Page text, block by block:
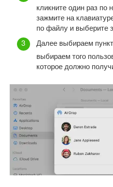
кликните один раз
зажмите на
по файлу и выберите
Далее выбираем
выбираем того
которое должно